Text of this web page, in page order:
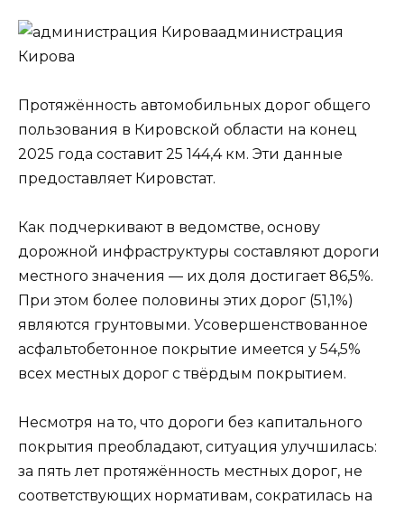
администрация
Кирова
Протяжённость автомобильных дорог общего
пользования в Кировской области на конец
2025 года составит 25 144,4 км. Эти данные
предоставляет Кировстат.
Как подчеркивают в ведомстве, основу
дорожной инфраструктуры составляют дороги
местного значения — их доля достигает 86,5%.
При этом более половины этих дорог (51,1%)
являются грунтовыми. Усовершенствованное
асфальтобетонное покрытие имеется у 54,5%
всех местных дорог с твёрдым покрытием.
Несмотря на то, что дороги без капитального
покрытия преобладают, ситуация улучшилась:
за пять лет протяжённость местных дорог, не
соответствующих нормативам, сократилась на